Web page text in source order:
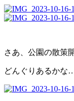
さあ、公園の散策
どんぐりあるかな